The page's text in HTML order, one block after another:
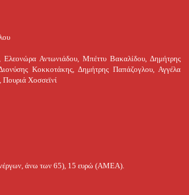
Αντωνιάδου, Μπέττυ Βακαλίδου, Δημήτρης
Κοκκοτάκης, Δημήτρης Παπάζογλου, Αγγέλα
Πουριά Χοσσεϊνί
ανέργων, άνω των 65), 15 ευρώ (ΑΜΕΑ).